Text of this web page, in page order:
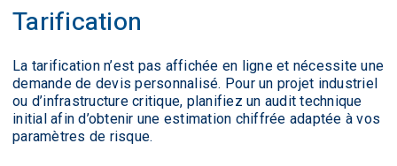
Tarification
La tarification n’est pas affichée en ligne et nécessite une
demande de devis personnalisé. Pour un projet industriel
ou d’infrastructure critique, planifiez un audit technique
initial afin d’obtenir une estimation chiffrée adaptée à vos
paramètres de risque.